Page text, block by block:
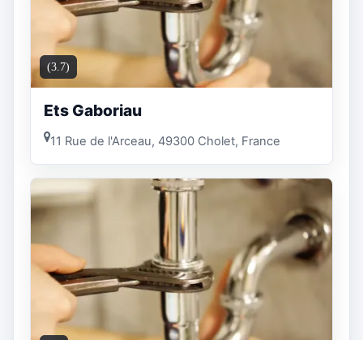
(3.7)
Ets Gaboriau
11 Rue de l'Arceau, 49300 Cholet, France